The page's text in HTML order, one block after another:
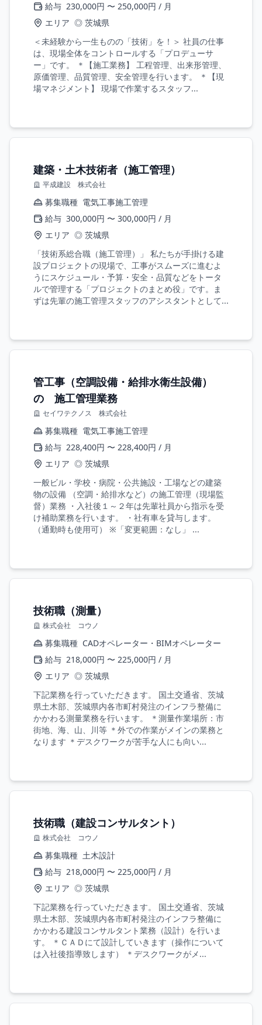
給与 230,000円 〜 250,000円 / 月
エリア ◎ 茨城県
＜未経験から一生ものの「技術」を！＞ 社員の仕事
は、現場全体をコントロールする「プロデューサ
ー」です。 ＊【施工業務】 工程管理、出来形管理、
原価管理、品質管理、安全管理を行います。 ＊【現
場マネジメント】 現場で作業するスタッフ...
建築・土木技術者（施工管理）
平成建設 株式会社
募集職種 電気工事施工管理
給与 300,000円 〜 300,000円 / 月
エリア ◎ 茨城県
「技術系総合職（施工管理）」 私たちが手掛ける建
設プロジェクトの現場で、工事がスムーズに進むよ
うにスケジュール・予算・安全・品質などをトータ
ルで管理する「プロジェクトのまとめ役」です。ま
ずは先輩の施工管理スタッフのアシスタントとして...
管工事（空調設備・給排水衛生設備）
の 施工管理業務
セイワテクノス 株式会社
募集職種 電気工事施工管理
給与 228,400円 〜 228,400円 / 月
エリア ◎ 茨城県
一般ビル・学校・病院・公共施設・工場などの建築
物の設備 （空調・給排水など）の施工管理（現場監
督）業務 ・入社後１～２年は先輩社員から指示を受
け補助業務を行います。 ・社有車を貸与します。
（通勤時も使用可） ※「変更範囲：なし」 ...
技術職（測量）
株式会社 コウノ
募集職種 CADオペレーター・BIMオペレーター
給与 218,000円 〜 225,000円 / 月
エリア ◎ 茨城県
下記業務を行っていただきます。 国土交通省、茨城
県土木部、茨城県内各市町村発注のインフラ整備に
かかわる測量業務を行います。 ＊測量作業場所：市
街地、海、山、川等 ＊外での作業がメインの業務と
なります ＊デスクワークが苦手な人にも向い...
技術職（建設コンサルタント）
株式会社 コウノ
募集職種 土木設計
給与 218,000円 〜 225,000円 / 月
エリア ◎ 茨城県
下記業務を行っていただきます。 国土交通省、茨城
県土木部、茨城県内各市町村発注のインフラ整備に
かかわる建設コンサルタント業務（設計）を行いま
す。 ＊ＣＡＤにて設計していきます（操作について
は入社後指導致します） ＊デスクワークがメ...